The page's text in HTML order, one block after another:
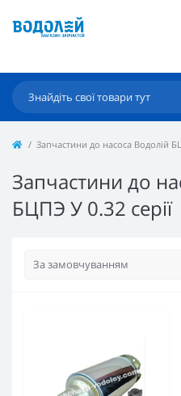
Запчастини до насоса Водолій
Запчастини до
БЦПЭ У 0.32 серії